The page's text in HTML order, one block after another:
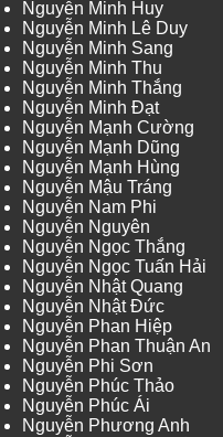
Nguyễn Minh Huy
Nguyễn Minh Lê Duy
Nguyễn Minh Sang
Nguyễn Minh Thu
Nguyễn Minh Thắng
Nguyễn Minh Đạt
Nguyễn Mạnh Cường
Nguyễn Mạnh Dũng
Nguyễn Mạnh Hùng
Nguyễn Mậu Tráng
Nguyễn Nam Phi
Nguyễn Nguyên
Nguyễn Ngọc Thắng
Nguyễn Ngọc Tuấn Hải
Nguyễn Nhật Quang
Nguyễn Nhật Đức
Nguyễn Phan Hiệp
Nguyễn Phan Thuận An
Nguyễn Phi Sơn
Nguyễn Phúc Thảo
Nguyễn Phúc Ái
Nguyễn Phương Anh